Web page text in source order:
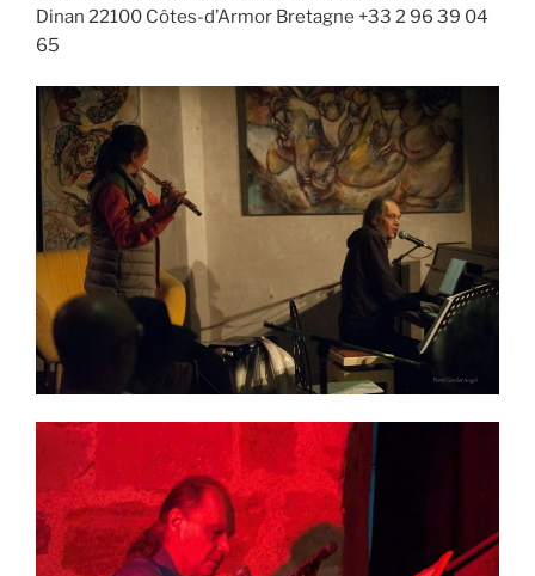
Dinan 22100 Côtes-d’Armor Bretagne +33 2 96 39 04
65